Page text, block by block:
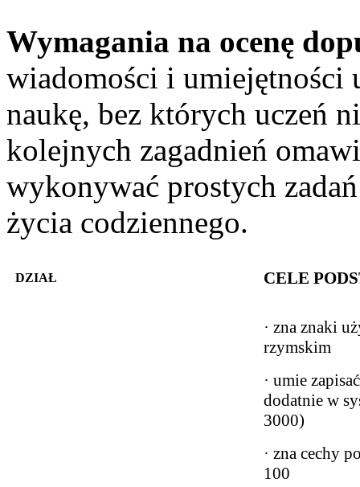
Wymagania na ocenę
wiadomości i umiejętności
naukę, bez których uczeń
kolejnych zagadnień
wykonywać prostych
życia codziennego.
DZIAŁ CELE
· zna znaki
rzymskim
· umie
dodatnie w
3000)
· zna cechy
100